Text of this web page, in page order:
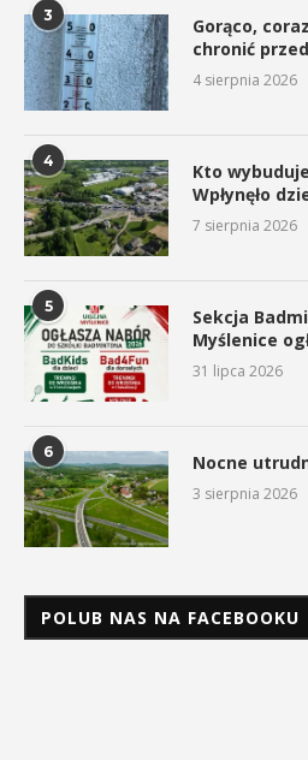
3
Gorąco,
chronić
4 sierpnia 2026
4
Kto
Wpłynęło
7 sierpnia 2026
5
Sekcja
Myślenice
31 lipca 2026
6 Nocne
3 sierpnia 2026
POLUB NAS NA FACEBOOKU